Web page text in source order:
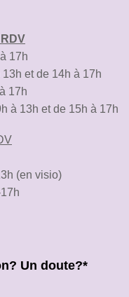
17h
13h et de 14h à 17h
17h
à 13h et de 15h à 17h
(en visio)
Un doute?*